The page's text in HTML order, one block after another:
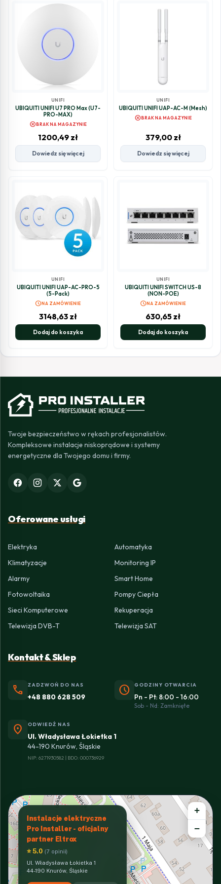
UNIFI
UBIQUITI UNIFI U7 PRO Max (U7-
PRO-MAX)
cancelBRAK NA MAGAZYNIE
1200,49 zł
Dowiedz się więcej
UNIFI
UBIQUITI UNIFI UAP-AC-M (Mesh)
cancelBRAK NA MAGAZYNIE
379,00 zł
Dowiedz się więcej
UNIFI
UBIQUITI UNIFI UAP-AC-PRO-5
(5-Pack)
scheduleNA ZAMÓWIENIE
3148,63 zł
Dodaj do koszyka
UNIFI
UBIQUITI UNIFI SWITCH US-8
(NON-POE)
scheduleNA ZAMÓWIENIE
630,65 zł
Dodaj do koszyka
Twoje bezpieczeństwo w rękach profesjonalistów.
Kompleksowe instalacje niskoprądowe i systemy
energetyczne dla Twojego domu i firmy.
Oferowane usługi
Elektryka
Automatyka
Klimatyzacje
Monitoring IP
Alarmy
Smart Home
Fotowoltaika
Pompy Ciepła
Sieci Komputerowe
Rekuperacja
Telewizja DVB-T
Telewizja SAT
Kontakt & Sklep
phone ZADZWOŃ DO NAS
+48 880 628 509 schedule GODZINY OTWARCIA
Pn - Pt: 8:00 - 16:00
Sob - Nd: Zamknięte
location_on ODWIEDŹ NAS
Ul. Władysława Łokietka 1
44-190 Knurów, Śląskie
NIP: 6271930582 | BDO: 000736929
Instalacje elektryczne
Pro Installer - oficjalny
partner Eltrox
⭐ 5.0 (7 opinii)
Ul. Władysława Łokietka 1
44-190 Knurów, Śląskie
+
−